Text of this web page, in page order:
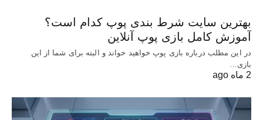
بهترین سایت شرط بندی پوپ کدام است؟
آموزش کامل بازی پوپ آنلاین
در این مطلب درباره بازی پوپ خواهید خواند و البته برای شما از این
بازی…
2 ماه ago